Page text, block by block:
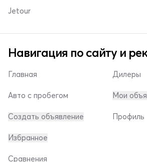
Jetour
Навигация по сайту и
Главная
Авто с пробегом
Создать объявление
Дилеры
Мои
Профиль
Избранное
Сравнения